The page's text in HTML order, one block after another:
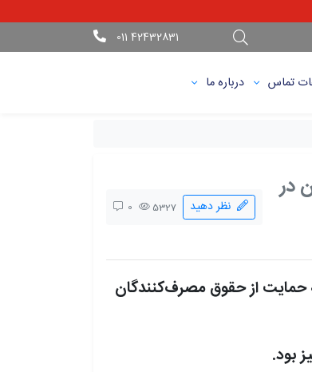
42432831 011
تماس درباره ما
در
0 5327 نظر دهید
از حقوق مصرف‌کنندگان
بود.